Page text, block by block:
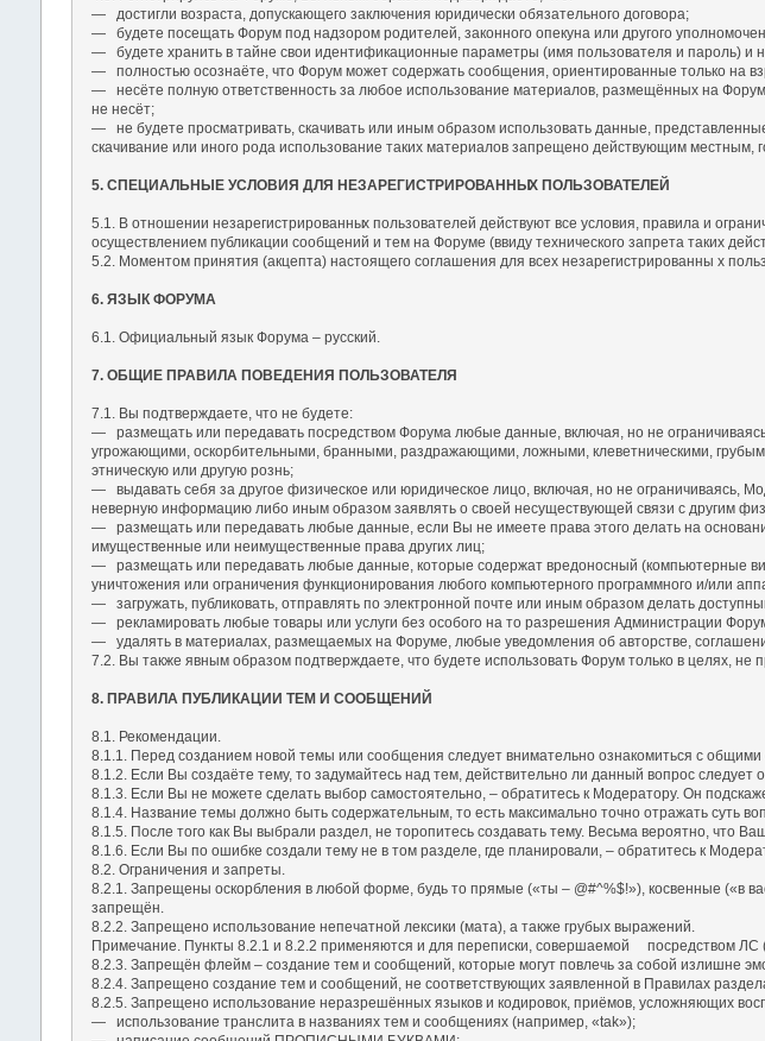
― достигли возраста, допускающего заключения юридически обязательного договора;
― будете посещать Форум под надзором родителей, законного опекуна или другого
― будете хранить в тайне свои идентификационные параметры (имя пользователя и пароль) и
― полностью осознаёте, что Форум может содержать сообщения, ориентированные только на
― несёте полную ответственность за любое использование материалов, размещённых на
не несёт;
― не будете просматривать, скачивать или иным образом использовать данные,
скачивание или иного рода использование таких материалов запрещено действующим местным,
5. СПЕЦИАЛЬНЫЕ УСЛОВИЯ ДЛЯ НЕЗАРЕГИСТРИРОВАННЫХ ПОЛЬЗОВАТЕЛЕЙ
5.1. В отношении незарегистрированных пользователей действуют все условия, правила и
осуществлением публикации сообщений и тем на Форуме (ввиду технического запрета таких
5.2. Моментом принятия (акцепта) настоящего соглашения для всех незарегистрированны х
6. ЯЗЫК ФОРУМА
6.1. Официальный язык Форума – русский.
7. ОБЩИЕ ПРАВИЛА ПОВЕДЕНИЯ ПОЛЬЗОВАТЕЛЯ
7.1. Вы подтверждаете, что не будете:
― размещать или передавать посредством Форума любые данные, включая, но не
угрожающими, оскорбительными, бранными, раздражающими, ложными, клеветническими,
этническую или другую рознь;
― выдавать себя за другое физическое или юридическое лицо, включая, но не ограничиваясь,
неверную информацию либо иным образом заявлять о своей несуществующей связи с другим
― размещать или передавать любые данные, если Вы не имеете права этого делать на
имущественные или неимущественные права других лиц;
― размещать или передавать любые данные, которые содержат вредоносный (компьютерные
уничтожения или ограничения функционирования любого компьютерного программного и/или
― загружать, публиковать, отправлять по электронной почте или иным образом делать
― рекламировать любые товары или услуги без особого на то разрешения Администрации
― удалять в материалах, размещаемых на Форуме, любые уведомления об авторстве,
7.2. Вы также явным образом подтверждаете, что будете использовать Форум только в целях, не
8. ПРАВИЛА ПУБЛИКАЦИИ ТЕМ И СООБЩЕНИЙ
8.1. Рекомендации.
8.1.1. Перед созданием новой темы или сообщения следует внимательно ознакомиться с общими
8.1.2. Если Вы создаёте тему, то задумайтесь над тем, действительно ли данный вопрос следует
8.1.3. Если Вы не можете сделать выбор самостоятельно, – обратитесь к Модератору. Он
8.1.4. Название темы должно быть содержательным, то есть максимально точно отражать суть
8.1.5. После того как Вы выбрали раздел, не торопитесь создавать тему. Весьма вероятно, что
8.1.6. Если Вы по ошибке создали тему не в том разделе, где планировали, – обратитесь к
8.2. Ограничения и запреты.
8.2.1. Запрещены оскорбления в любой форме, будь то прямые («ты – @#^%$!»), косвенные («в
запрещён.
8.2.2. Запрещено использование непечатной лексики (мата), а также грубых выражений.
Примечание. Пункты 8.2.1 и 8.2.2 применяются и для переписки, совершаемой посредством ЛС
8.2.3. Запрещён флейм – создание тем и сообщений, которые могут повлечь за собой излишне
8.2.4. Запрещено создание тем и сообщений, не соответствующих заявленной в Правилах
8.2.5. Запрещено использование неразрешённых языков и кодировок, приёмов, усложняющих
― использование транслита в названиях тем и сообщениях (например, «tak»);